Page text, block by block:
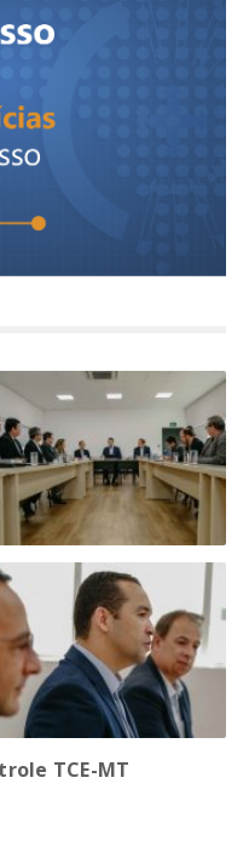
TCE-MT